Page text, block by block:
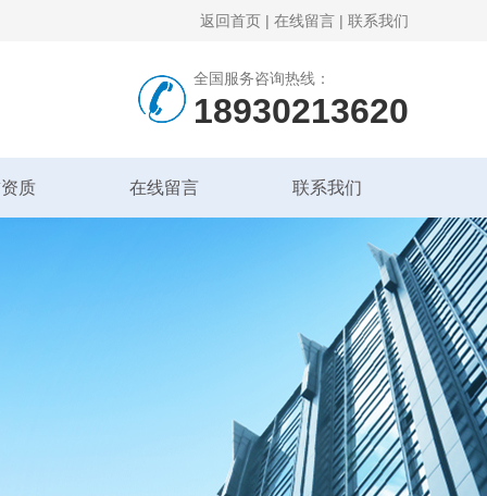
返回首页 | 在线留言 | 联系我们
全国服务咨询热线：
18930213620
质 在线留言 联系我们